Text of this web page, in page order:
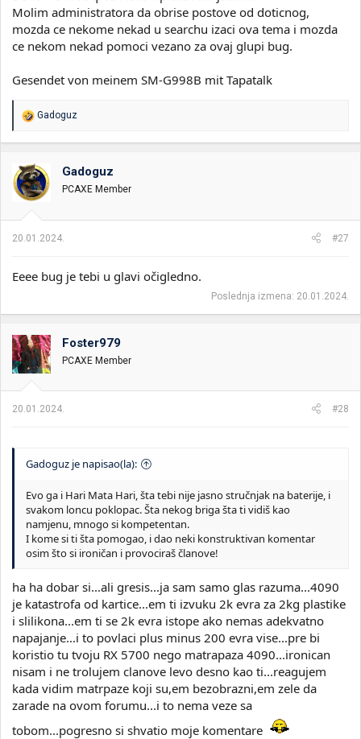
Molim administratora da obrise postove od doticnog,
mozda ce nekome nekad u searchu izaci ova tema i mozda
ce nekom nekad pomoci vezano za ovaj glupi bug.
Gesendet von meinem SM-G998B mit Tapatalk
R
a
o
v
a
:
Gadoguz
Gadoguz
PCAXE Member
20.01.2024. #27
Eeee bug je tebi u glavi očigledno.
Poslednja izmena: 20.01.2024.
Foster979
PCAXE Member
20.01.2024. #28
Gadoguz je napisao(la):
Evo ga i Hari Mata Hari, šta tebi nije jasno stručnjak na baterije, i
svakom loncu poklopac. Šta nekog briga šta ti vidiš kao
namjenu, mnogo si kompetentan.
I kome si ti šta pomogao, i dao neki konstruktivan komentar
osim što si ironičan i provociraš članove!
ha ha dobar si...ali gresis...ja sam samo glas razuma...4090
je katastrofa od kartice...em ti izvuku 2k evra za 2kg plastike
i slilikona...em ti se 2k evra istope ako nemas adekvatno
napajanje...i to povlaci plus minus 200 evra vise...pre bi
koristio tu tvoju RX 5700 nego matrapaza 4090...ironican
nisam i ne trolujem clanove levo desno kao ti...reagujem
kada vidim matrpaze koji su,em bezobrazni,em zele da
zarade na ovom forumu...i to nema veze sa
tobom...pogresno si shvatio moje komentare